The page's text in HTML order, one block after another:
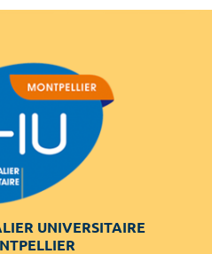
UNIVERSITAIRE